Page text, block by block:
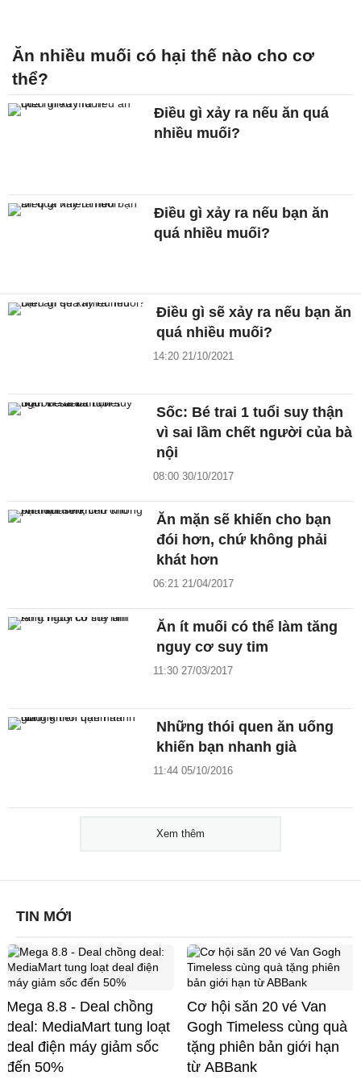
Ăn nhiều muối có hại thế nào cho cơ
thể?
Điều gì xảy ra nếu ăn quá
nhiều muối?
Điều gì xảy ra nếu bạn ăn
quá nhiều muối?
Điều gì sẽ xảy ra nếu bạn ăn
quá nhiều muối?
14:20 21/10/2021
Sốc: Bé trai 1 tuổi suy thận
vì sai lầm chết người của bà
nội
08:00 30/10/2017
Ăn mặn sẽ khiến cho bạn
đói hơn, chứ không phải
khát hơn
06:21 21/04/2017
Ăn ít muối có thể làm tăng
nguy cơ suy tim
11:30 27/03/2017
Những thói quen ăn uống
khiến bạn nhanh già
11:44 05/10/2016
Xem thêm
TIN MỚI
Mega 8.8 - Deal chồng
deal: MediaMart tung loạt
deal điện máy giảm sốc
đến 50%
Cơ hội săn 20 vé Van
Gogh Timeless cùng quà
tặng phiên bản giới hạn
từ ABBank